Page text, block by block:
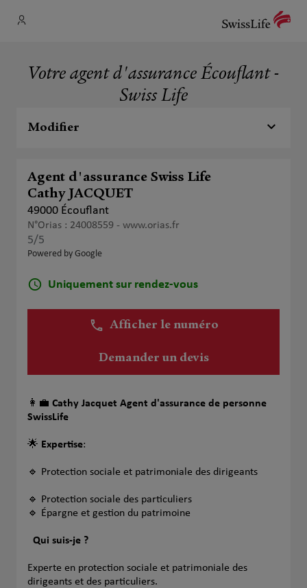
Votre agent d'assurance Écouflant -
Swiss Life
Modifier
Agent d'assurance Swiss Life
Cathy JACQUET
49000 Écouflant
N°Orias : 24008559 - www.orias.fr
5/5
Powered by Google
Uniquement sur rendez-vous
Afficher le numéro
Demander un devis
👩‍💼 Cathy Jacquet Agent d'assurance de personne
SwissLife
🌟 Expertise:
🔹 Protection sociale et patrimoniale des dirigeants
🔹 Protection sociale des particuliers
🔹 Épargne et gestion du patrimoine
Qui suis-je ?
Experte en protection sociale et patrimoniale des
dirigeants et des particuliers.